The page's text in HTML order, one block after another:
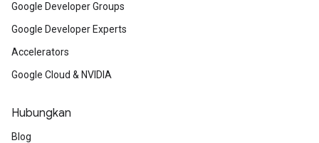
Google Developer Groups
Google Developer Experts
Accelerators
Google Cloud & NVIDIA
Hubungkan
Blog